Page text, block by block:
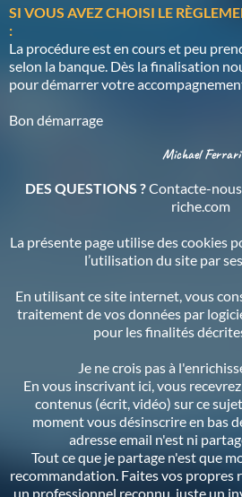
SI VOUS AVEZ CHOISI LE
:
La procédure est en cours et peu
selon la banque. Dès la finalisation
pour démarrer votre
Bon démarrage
Michael Ferrari
DES QUESTIONS ?Contacte-
riche.com
La présente page utilise des cookies
l’utilisation du site par
En utilisant ce site internet, vous
traitement de vos données par
pour les finalités
Je ne crois pas à
En vous inscrivant ici, vous
contenus (écrit, vidéo) sur ce
moment vous désinscrire en bas
adresse email n'est ni
Tout ce que je partage n'est que
recommandation. Faites vos propres
un professionnel reconnu, juste un